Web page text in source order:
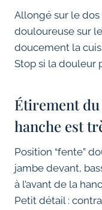
Allongé sur le
douloureuse sur
doucement la
Stop si la douleur
Étirement du
hanche est
Position “fente”
jambe devant,
à l’avant de la
Petit détail :